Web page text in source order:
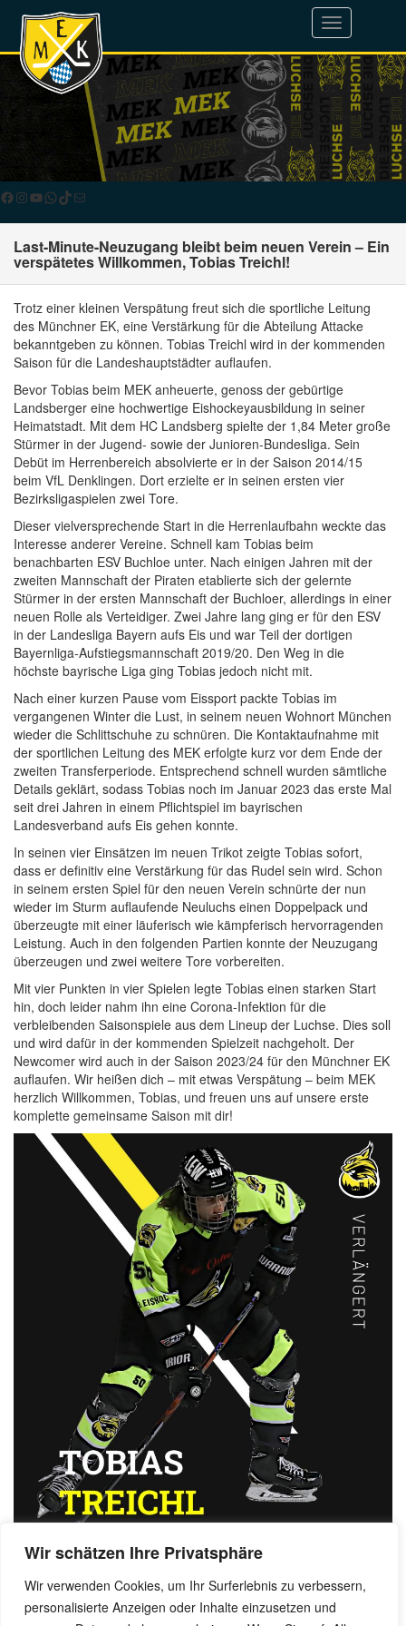
Wir schätzen Ihre Privatsphäre
Wir verwenden Cookies, um Ihr Surferlebnis zu verbessern,
personalisierte Anzeigen oder Inhalte einzusetzen und
Toggle
navigation
Facebook
Instagram
YouTube
WhatsApp
TikTok
E-Mail
Last-Minute-Neuzugang bleibt beim neuen Verein – Ein
verspätetes Willkommen, Tobias Treichl!
Trotz einer kleinen Verspätung freut sich die sportliche Leitung
des Münchner EK, eine Verstärkung für die Abteilung Attacke
bekanntgeben zu können. Tobias Treichl wird in der kommenden
Saison für die Landeshauptstädter auflaufen.
Bevor Tobias beim MEK anheuerte, genoss der gebürtige
Landsberger eine hochwertige Eishockeyausbildung in seiner
Heimatstadt. Mit dem HC Landsberg spielte der 1,84 Meter große
Stürmer in der Jugend- sowie der Junioren-Bundesliga. Sein
Debüt im Herrenbereich absolvierte er in der Saison 2014/15
beim VfL Denklingen. Dort erzielte er in seinen ersten vier
Bezirksligaspielen zwei Tore.
Dieser vielversprechende Start in die Herrenlaufbahn weckte das
Interesse anderer Vereine. Schnell kam Tobias beim
benachbarten ESV Buchloe unter. Nach einigen Jahren mit der
zweiten Mannschaft der Piraten etablierte sich der gelernte
Stürmer in der ersten Mannschaft der Buchloer, allerdings in einer
neuen Rolle als Verteidiger. Zwei Jahre lang ging er für den ESV
in der Landesliga Bayern aufs Eis und war Teil der dortigen
Bayernliga-Aufstiegsmannschaft 2019/20. Den Weg in die
höchste bayrische Liga ging Tobias jedoch nicht mit.
Nach einer kurzen Pause vom Eissport packte Tobias im
vergangenen Winter die Lust, in seinem neuen Wohnort München
wieder die Schlittschuhe zu schnüren. Die Kontaktaufnahme mit
der sportlichen Leitung des MEK erfolgte kurz vor dem Ende der
zweiten Transferperiode. Entsprechend schnell wurden sämtliche
Details geklärt, sodass Tobias noch im Januar 2023 das erste Mal
seit drei Jahren in einem Pflichtspiel im bayrischen
Landesverband aufs Eis gehen konnte.
In seinen vier Einsätzen im neuen Trikot zeigte Tobias sofort,
dass er definitiv eine Verstärkung für das Rudel sein wird. Schon
in seinem ersten Spiel für den neuen Verein schnürte der nun
wieder im Sturm auflaufende Neuluchs einen Doppelpack und
überzeugte mit einer läuferisch wie kämpferisch hervorragenden
Leistung. Auch in den folgenden Partien konnte der Neuzugang
überzeugen und zwei weitere Tore vorbereiten.
Mit vier Punkten in vier Spielen legte Tobias einen starken Start
hin, doch leider nahm ihn eine Corona-Infektion für die
verbleibenden Saisonspiele aus dem Lineup der Luchse. Dies soll
und wird dafür in der kommenden Spielzeit nachgeholt. Der
Newcomer wird auch in der Saison 2023/24 für den Münchner EK
auflaufen. Wir heißen dich – mit etwas Verspätung – beim MEK
herzlich Willkommen, Tobias, und freuen uns auf unsere erste
komplette gemeinsame Saison mit dir!
Benjamin Dornow, 13. Juli 2023